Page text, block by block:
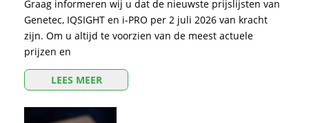
Graag informeren wij u dat de nieuwste prijslijsten van
Genetec, IQSIGHT en i-PRO per 2 juli 2026 van kracht
zijn. Om u altijd te voorzien van de meest actuele
prijzen en
LEES MEER